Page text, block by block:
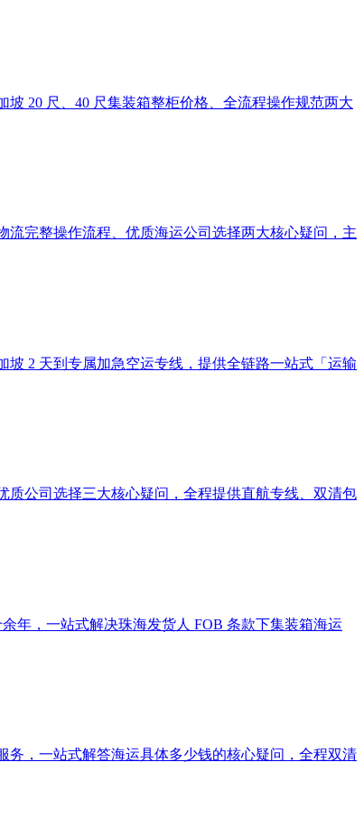
20 尺、40 尺集装箱整柜价格、全流程操作规范两大
流完整操作流程、优质海运公司选择两大核心疑问，主
2 天到专属加急空运专线，提供全链路一站式「运输
公司选择三大核心疑问，全程提供直航专线、双清包
年，一站式解决珠海发货人 FOB 条款下集装箱海运
，一站式解答海运具体多少钱的核心疑问，全程双清